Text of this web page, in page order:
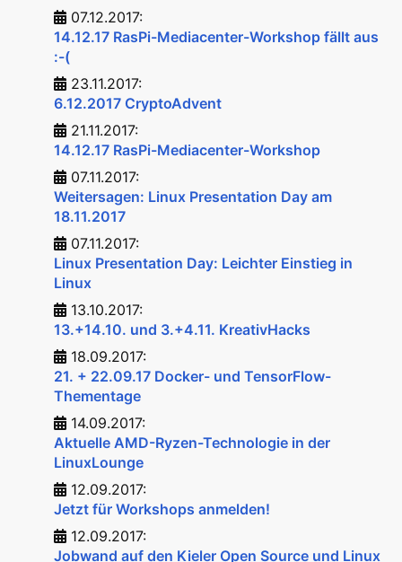
07.12.2017:
14.12.17 RasPi-Mediacenter-Workshop fällt aus
:-(
23.11.2017:
6.12.2017 CryptoAdvent
21.11.2017:
14.12.17 RasPi-Mediacenter-Workshop
07.11.2017:
Weitersagen: Linux Presentation Day am
18.11.2017
07.11.2017:
Linux Presentation Day: Leichter Einstieg in
Linux
13.10.2017:
13.+14.10. und 3.+4.11. KreativHacks
18.09.2017:
21. + 22.09.17 Docker- und TensorFlow-
Thementage
14.09.2017:
Aktuelle AMD-Ryzen-Technologie in der
LinuxLounge
12.09.2017:
Jetzt für Workshops anmelden!
12.09.2017:
Jobwand auf den Kieler Open Source und Linux